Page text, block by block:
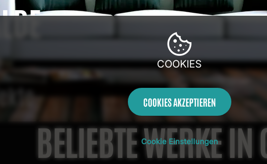
BELIEBTE WERKE IN
COOKIES
COOKIES AKZEPTIEREN
Cookie Einstellungen